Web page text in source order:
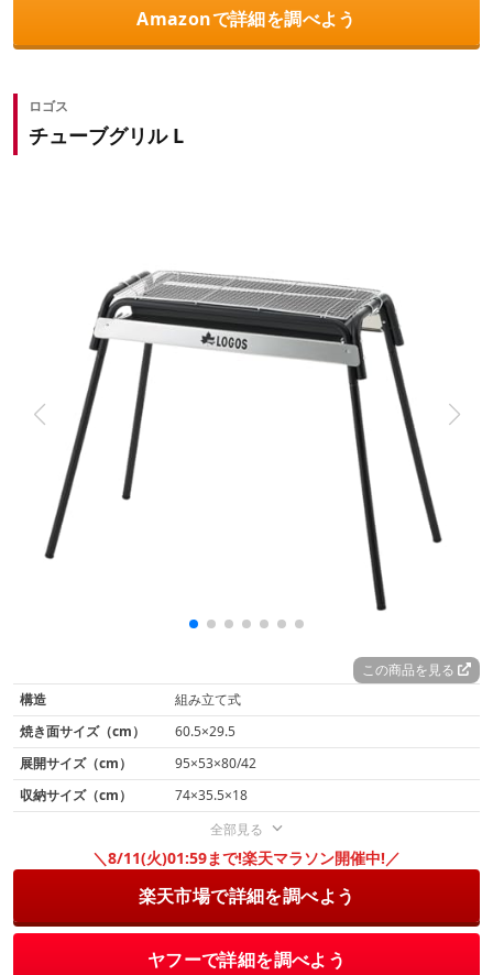
Amazonで詳細を調べよう
ロゴス
チューブグリル L
この商品を見る
構造
組み立て式
焼き面サイズ（cm）
60.5×29.5
展開サイズ（cm）
95×53×80/42
収納サイズ（cm）
74×35.5×18
全部見る
＼8/11(火)01:59まで!楽天マラソン開催中!／
楽天市場で詳細を調べよう
ヤフーで詳細を調べよう